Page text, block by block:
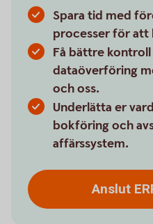
Spara tid med
processer för att
Få bättre
dataöverföring
och oss.
Underlätta er
bokföring och
affärssystem.
Anslut